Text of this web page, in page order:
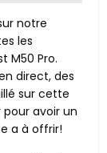
notre
les
M50 Pro.
direct, des
sur cette
avoir un
a à offrir!